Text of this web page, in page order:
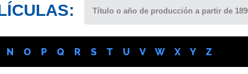
N O P Q R S T U V W X Y Z